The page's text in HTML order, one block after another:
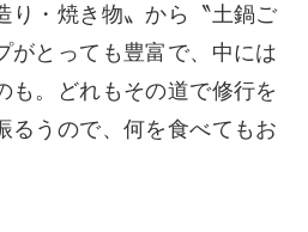
り・焼き物〟から〝土鍋ご
がとっても豊富で、中には
も。どれもその道で修行を
るうので、何を食べてもお